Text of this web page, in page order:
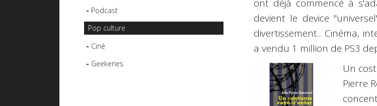
Podcast
Pop culture
Ciné
Geekeries
ont déjà commencé à
devient le device
divertissement... Cinéma,
a vendu 1 million de PS3
Un
Pierre